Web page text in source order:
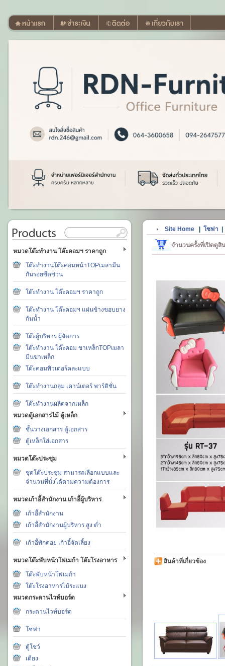
หมวดโต๊ะทำงาน โต๊ะคอมฯ ราคาถูก
โต๊ะทำงานโต๊ะคอมหน้าTOPเมลามีน
กันรอยขีดข่วน
โต๊ะทำงาน โต๊ะคอมฯ ราคาถูก
โต๊ะทำงาน โต๊ะคอมฯ แผ่นข้างขอบยาง
กันน้ำ
โต๊ะผู้บริหาร ผู้จัดการ
โต๊ะทำงาน โต๊ะคอม ขาเหล็กTOPเมลา
มีนขาเหล็ก
โต๊ะคอมพิวเตอร์คละแบบ
โต๊ะทำงานกลุ่ม เคาน์เตอร์ พาร์ติชั่น
โต๊ะทำงานผลิตจากเหล็ก
หมวดตู้เอกสารไม้ ตู้เหล็ก
ชั้นวางเอกสาร ตู้เอกสาร
ตู้เหล็กใส่เอกสาร
หมวดโต๊ะประชุม
ชุดโต๊ะประชุม สามารถเลือกแบบและ
จำนวนที่นั่งได้ตามความต้องการ
หมวดเก้าอี้สำนักงาน เก้าอี้ผู้บริหาร
เก้าอี้สำนักงาน
เก้าอี้สำนักงานผู้บริหาร สูง ต่ำ
เก้าอี้พักคอย เก้าอี้จัดเลี้ยง
หมวดโต๊ะพับหน้าโฟเมก้า โต๊ะโรงอาหาร
โต๊ะพับหน้าโฟเมก้า
โต๊ะโรงอาหารไม้ระแนง
หมวดกระดานไวท์บอร์ด
กระดานไวท์บอร์ด
โซฟา
ตู้โชว์
เตียง
Site Home โซฟา
จำนวนครั้งที่เปิดดูสิ
สินค้าที่เกี่ยวข้อง